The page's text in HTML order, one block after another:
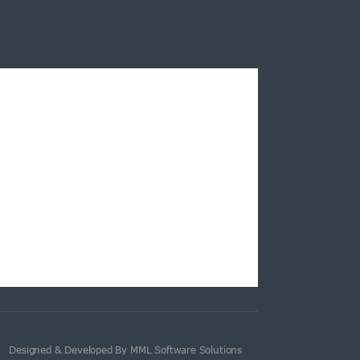
Designed & Developed By MML Software Solutions